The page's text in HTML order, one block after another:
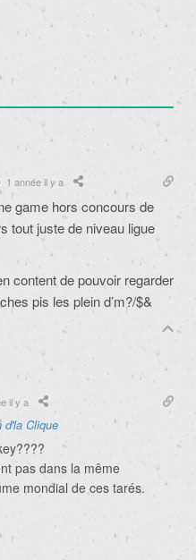
1 année il y a
game hors concours de
tout juste de niveau ligue
content de pouvoir regarder
pis les plein d’m?/$&
il y a
d'la Clique
pas dans la même
mondial de ces tarés.